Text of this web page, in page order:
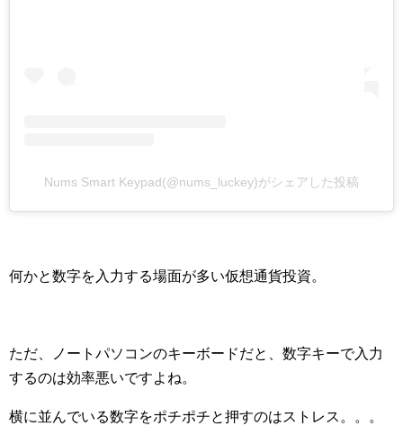
Nums Smart Keypad(@nums_luckey)がシェアした投稿
何かと数字を入力する場面が多い仮想通貨投資。
ただ、ノートパソコンのキーボードだと、数字キーで入力
するのは効率悪いですよね。
横に並んでいる数字をポチポチと押すのはストレス。。。